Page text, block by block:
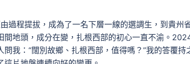
過程提拔，成為了一名下層一線的選調生，到貴州
間地頭，成分在變，扎根西部的初心一直不渝。
我：“闊別故鄉、扎根西部，值得嗎？”我的答覆持